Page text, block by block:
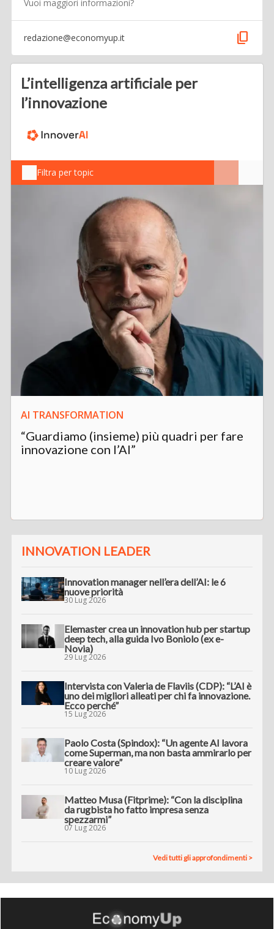
Vuoi maggiori informazioni?
redazione@economyup.it content_copy
L’intelligenza artificiale per
l’innovazione
Filtra per topic
AI TRANSFORMATION
“Guardiamo (insieme) più quadri per fare
innovazione con l’AI”
INNOVATION LEADER
Innovation manager nell’era dell’AI: le 6
nuove priorità
30 Lug 2026
Elemaster crea un innovation hub per startup
deep tech, alla guida Ivo Boniolo (ex e-
Novia)
29 Lug 2026
Intervista con Valeria de Flaviis (CDP): “L’AI è
uno dei migliori alleati per chi fa innovazione.
Ecco perché”
15 Lug 2026
Paolo Costa (Spindox): “Un agente AI lavora
come Superman, ma non basta ammirarlo per
creare valore”
10 Lug 2026
Matteo Musa (Fitprime): “Con la disciplina
da rugbista ho fatto impresa senza
spezzarmi”
07 Lug 2026
Vedi tutti gli approfondimenti >